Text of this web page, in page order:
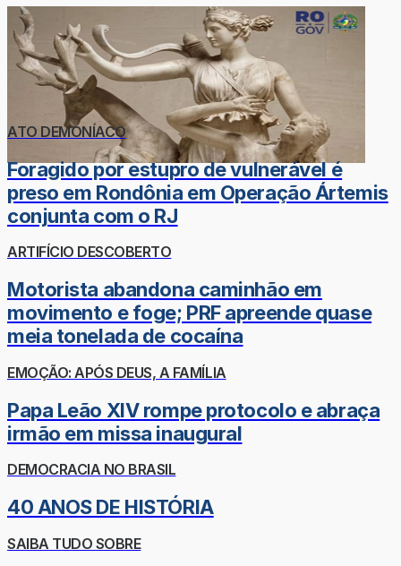
ATO DEMONÍACO
Foragido por estupro de vulnerável é
preso em Rondônia em Operação Ártemis
conjunta com o RJ
ARTIFÍCIO DESCOBERTO
Motorista abandona caminhão em
movimento e foge; PRF apreende quase
meia tonelada de cocaína
EMOÇÃO: APÓS DEUS, A FAMÍLIA
Papa Leão XIV rompe protocolo e abraça
irmão em missa inaugural
DEMOCRACIA NO BRASIL
40 ANOS DE HISTÓRIA
SAIBA TUDO SOBRE